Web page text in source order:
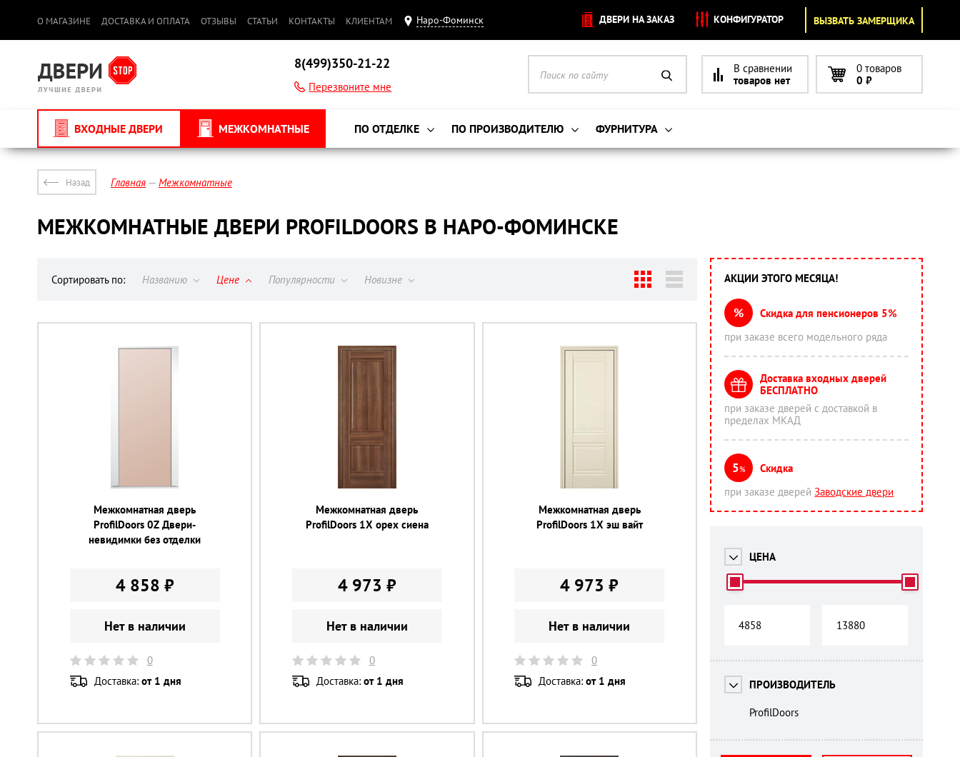
О МАГАЗИНЕ ДОСТАВКА И ОПЛАТА ОТЗЫВЫ СТАТЬИ КОНТАКТЫ КЛИЕНТАМ Наро-Фоминск ДВЕРИ НА ЗАКАЗ КОНФИГУРАТОР ВЫЗВАТЬ ЗАМЕРЩИКА
8(499)350-21-22
Перезвоните мне
В сравнении
товаров нет
0 товаров
0 ₽
ВХОДНЫЕ ДВЕРИ МЕЖКОМНАТНЫЕ ПО ОТДЕЛКЕ ПО ПРОИЗВОДИТЕЛЮ ФУРНИТУРА
Назад Главная Межкомнатные
МЕЖКОМНАТНЫЕ ДВЕРИ PROFILDOORS В НАРО-ФОМИНСКЕ
Сортировать по: Названию Цене Популярности Новизне
Межкомнатная дверь
ProfilDoors 0Z Двери-
невидимки без отделки
4 858 ₽
Нет в наличии
0
Доставка: от 1 дня
Межкомнатная дверь
ProfilDoors 1X орех сиена
4 973 ₽
Нет в наличии
0
Доставка: от 1 дня
Межкомнатная дверь
ProfilDoors 1X эш вайт
4 973 ₽
Нет в наличии
0
Доставка:от 1 дня
АКЦИИ ЭТОГО МЕСЯЦА!
%
Скидка для пенсионеров 5%
при заказе всего модельного ряда
Доставка входных дверей
БЕСПЛАТНО
при заказе дверей с доставкой в
пределах МКАД
5%
Скидка
при заказе дверейЗаводские двери
ЦЕНА
ПРОИЗВОДИТЕЛЬ
ProfilDoors